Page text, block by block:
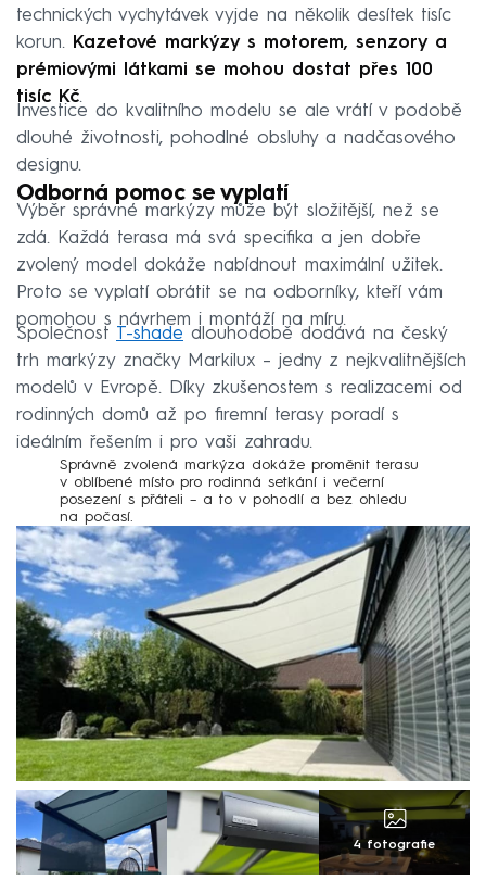
technických vychytávek vyjde na několik desítek tisíc
korun. Kazetové markýzy s motorem, senzory a
prémiovými látkami se mohou dostat přes 100
tisíc Kč.
Investice do kvalitního modelu se ale vrátí v podobě
dlouhé životnosti, pohodlné obsluhy a nadčasového
designu.
Odborná pomoc se vyplatí
Výběr správné markýzy může být složitější, než se
zdá. Každá terasa má svá specifika a jen dobře
zvolený model dokáže nabídnout maximální užitek.
Proto se vyplatí obrátit se na odborníky, kteří vám
pomohou s návrhem i montáží na míru.
Společnost T-shade dlouhodobě dodává na český
trh markýzy značky Markilux – jedny z nejkvalitnějších
modelů v Evropě. Díky zkušenostem s realizacemi od
rodinných domů až po firemní terasy poradí s
ideálním řešením i pro vaši zahradu.
Správně zvolená markýza dokáže proměnit terasu
v oblíbené místo pro rodinná setkání i večerní
posezení s přáteli – a to v pohodlí a bez ohledu
na počasí.
4 fotografie